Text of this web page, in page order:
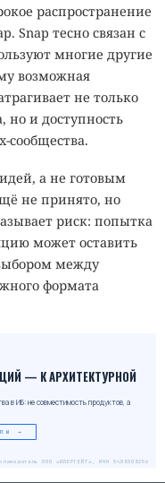
распространение
Snap тесно связан с
многие другие
возможная
не только
но и доступность
сообщества.
а не готовым
не принято, но
риск: попытка
может оставить
между
формата
— К АРХИТЕКТУРНОЙ
в ИБ: не совместимость продуктов, а
→
ООО «ЮЗЕРГЕЙТ», ИНН 5408308256